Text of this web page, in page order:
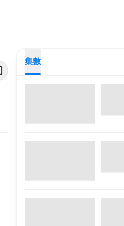
集數